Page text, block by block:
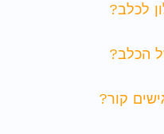
לכלב?
הכלב?
קור?